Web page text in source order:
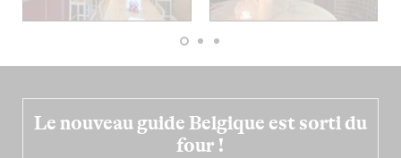
Le nouveau guide Belgique est sorti du
four !